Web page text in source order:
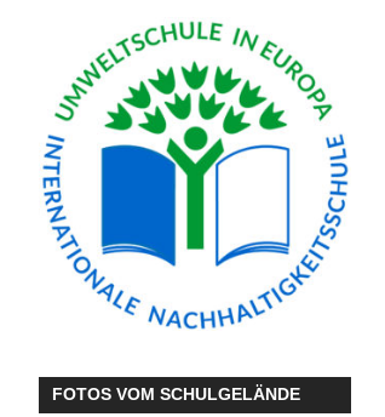
FOTOS VOM SCHULGELÄNDE